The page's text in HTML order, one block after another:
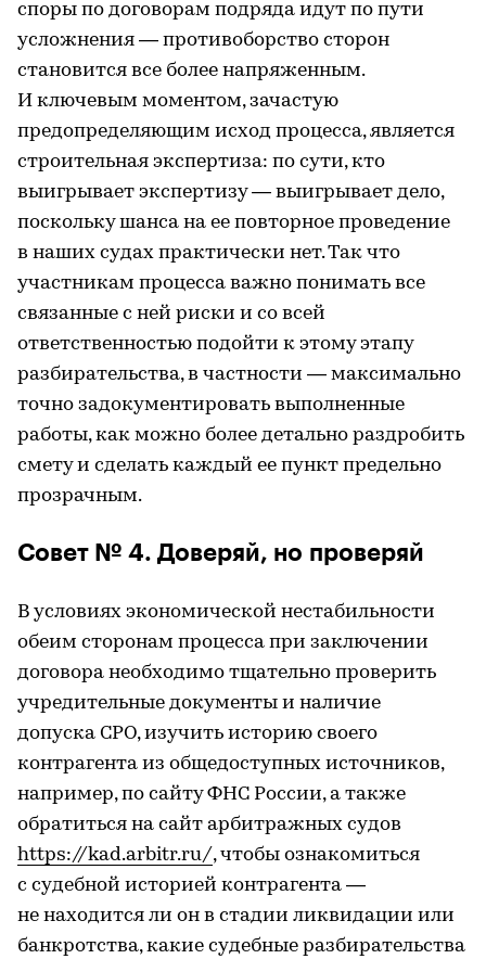
споры по договорам подряда идут по пути
усложнения — противоборство сторон
становится все более напряженным.
И ключевым моментом, зачастую
предопределяющим исход процесса, является
строительная экспертиза: по сути, кто
выигрывает экспертизу — выигрывает дело,
поскольку шанса на ее повторное проведение
в наших судах практически нет. Так что
участникам процесса важно понимать все
связанные с ней риски и со всей
ответственностью подойти к этому этапу
разбирательства, в частности — максимально
точно задокументировать выполненные
работы, как можно более детально раздробить
смету и сделать каждый ее пункт предельно
прозрачным.
Совет № 4. Доверяй, но проверяй
В условиях экономической нестабильности
обеим сторонам процесса при заключении
договора необходимо тщательно проверить
учредительные документы и наличие
допуска СРО, изучить историю своего
контрагента из общедоступных источников,
например, по сайту ФНС России, а также
обратиться на сайт арбитражных судов
https://kad.arbitr.ru/, чтобы ознакомиться
с судебной историей контрагента —
не находится ли он в стадии ликвидации или
банкротства, какие судебные разбирательства